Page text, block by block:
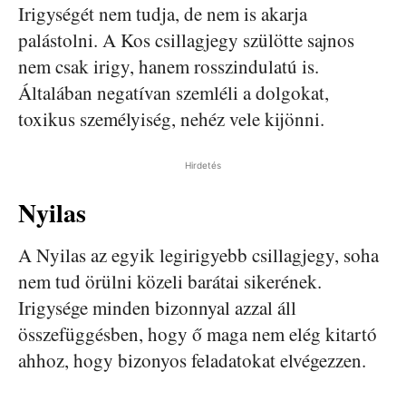
Irigységét nem tudja, de nem is akarja
palástolni. A Kos csillagjegy szülötte sajnos
nem csak irigy, hanem rosszindulatú is.
Általában negatívan szemléli a dolgokat,
toxikus személyiség, nehéz vele kijönni.
Hirdetés
Nyilas
A Nyilas az egyik legirigyebb csillagjegy, soha
nem tud örülni közeli barátai sikerének.
Irigysége minden bizonnyal azzal áll
összefüggésben, hogy ő maga nem elég kitartó
ahhoz, hogy bizonyos feladatokat elvégezzen.